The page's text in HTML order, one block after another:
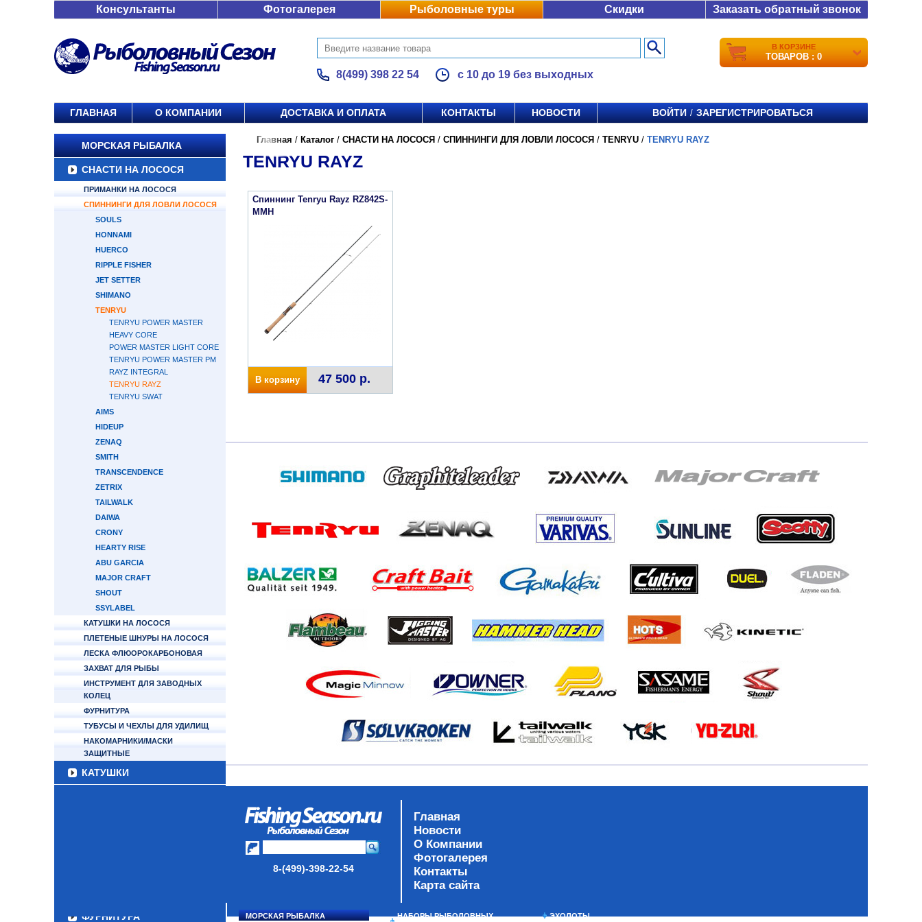
Консультанты Фотогалерея Рыболовные туры Скидки Заказать обратный звонок
8(499) 398 22 54 с 10 до 19 без выходных
В КОРЗИНЕ
ТОВАРОВ : 0
ГЛАВНАЯ О КОМПАНИИ ДОСТАВКА И ОПЛАТА КОНТАКТЫ НОВОСТИ ВОЙТИ / ЗАРЕГИСТРИРОВАТЬСЯ
МОРСКАЯ РЫБАЛКА
СНАСТИ НА ЛОСОСЯ
ПРИМАНКИ НА ЛОСОСЯ
СПИННИНГИ ДЛЯ ЛОВЛИ ЛОСОСЯ
SOULS
HONNAMI
HUERCO
RIPPLE FISHER
JET SETTER
SHIMANO
TENRYU
TENRYU POWER MASTER
HEAVY CORE
POWER MASTER LIGHT CORE
TENRYU POWER MASTER PM
RAYZ INTEGRAL
TENRYU RAYZ
TENRYU SWAT
AIMS
HIDEUP
ZENAQ
SMITH
TRANSCENDENCE
ZETRIX
TAILWALK
DAIWA
CRONY
HEARTY RISE
ABU GARCIA
MAJOR CRAFT
SHOUT
SSYLABEL
КАТУШКИ НА ЛОСОСЯ
ПЛЕТЕНЫЕ ШНУРЫ НА ЛОСОСЯ
ЛЕСКА ФЛЮОРОКАРБОНОВАЯ
ЗАХВАТ ДЛЯ РЫБЫ
ИНСТРУМЕНТ ДЛЯ ЗАВОДНЫХ
КОЛЕЦ
ФУРНИТУРА
ТУБУСЫ И ЧЕХЛЫ ДЛЯ УДИЛИЩ
НАКОМАРНИКИ/МАСКИ
ЗАЩИТНЫЕ
КАТУШКИ
ФУРНИТУРА
Главная / Каталог / СНАСТИ НА ЛОСОСЯ / СПИННИНГИ ДЛЯ ЛОВЛИ ЛОСОСЯ / TENRYU / TENRYU RAYZ
TENRYU RAYZ
Спиннинг Tenryu Rayz RZ842S-
MMH
В корзину 47 500 р.
8-(499)-398-22-54
Главная
Новости
О Компании
Фотогалерея
Контакты
Карта сайта
МОРСКАЯ РЫБАЛКА
НАБОРЫ РЫБОЛОВНЫХ
ЭХОЛОТЫ